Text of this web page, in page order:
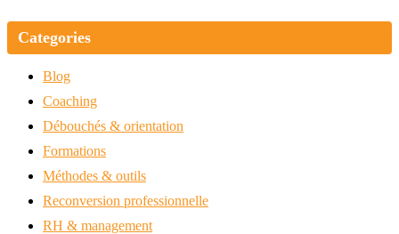
Categories
Blog
Coaching
Débouchés & orientation
Formations
Méthodes & outils
Reconversion professionnelle
RH & management